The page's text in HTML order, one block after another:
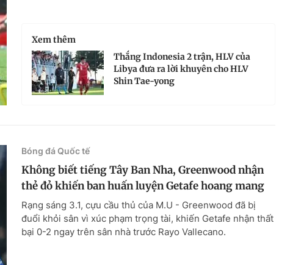
Xem thêm
Thắng Indonesia 2 trận, HLV của
Libya đưa ra lời khuyên cho HLV
Shin Tae-yong
Bóng đá Quốc tế
Không biết tiếng Tây Ban Nha, Greenwood nhận
thẻ đỏ khiến ban huấn luyện Getafe hoang mang
Rạng sáng 3.1, cựu cầu thủ của M.U - Greenwood đã bị
đuổi khỏi sân vì xúc phạm trọng tài, khiến Getafe nhận thất
bại 0-2 ngay trên sân nhà trước Rayo Vallecano.